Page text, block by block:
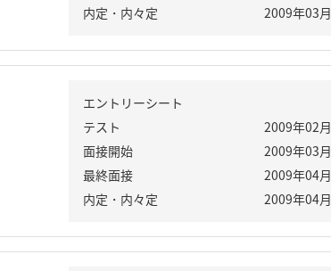
内定・内々定
2009年03月
エントリーシート
テスト
2009年02月
面接開始
2009年03月
最終面接
2009年04月
内定・内々定
2009年04月